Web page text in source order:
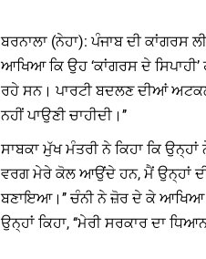
ਬਰਨਾਲਾ (ਨੇਹਾ): ਪੰਜਾਬ ਦੀ
ਆਖਿਆ ਕਿ ਉਹ ‘ਕਾਂਗਰਸ ਦੇ
ਰਹੇ ਸਨ। ਪਾਰਟੀ ਬਦਲਣ ਦੀਆਂ
ਨਹੀਂ ਪਾਉਣੀ ਚਾਹੀਦੀ।’’
ਸਾਬਕਾ ਮੁੱਖ ਮੰਤਰੀ ਨੇ ਕਿਹਾ ਕਿ
ਵਰਗ ਮੇਰੇ ਕੋਲ ਆਉਂਦੇ ਹਨ, ਮੈਂ ਉਨ੍ਹਾਂ
ਬਣਾਇਆ।’’ ਚੰਨੀ ਨੇ ਜ਼ੋਰ ਦੇ ਕੇ
ਉਨ੍ਹਾਂ ਕਿਹਾ, ‘‘ਮੇਰੀ ਸਰਕਾਰ ਦਾ